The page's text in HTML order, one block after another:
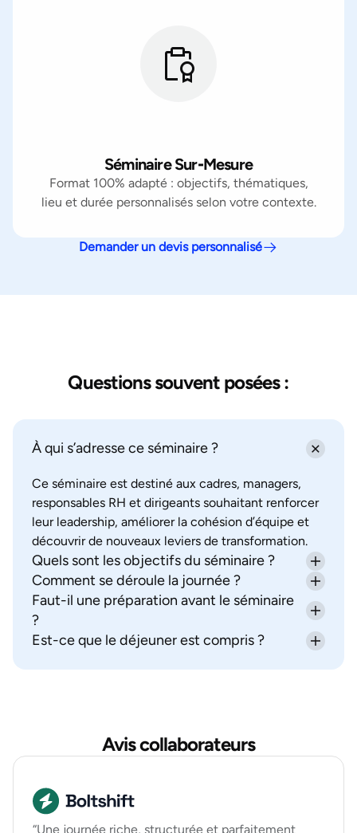
Séminaire Sur‑Mesure
Format 100% adapté : objectifs, thématiques,
lieu et durée personnalisés selon votre contexte.
Demander un devis personnalisé
Questions souvent posées :
À qui s’adresse ce séminaire ?
Ce séminaire est destiné aux cadres, managers,
responsables RH et dirigeants souhaitant renforcer
leur leadership, améliorer la cohésion d’équipe et
découvrir de nouveaux leviers de transformation.
Quels sont les objectifs du séminaire ?
Développer les compétences managériales,
favoriser l’intelligence collective, impulser une
dynamique de changement, et offrir un espace de
prise de recul stratégique.
Comment se déroule la journée ?
Le séminaire alterne apports théoriques, ateliers
collaboratifs, mises en situation et temps de
réflexion individuelle. Il est animé par des experts
Faut-il une préparation avant le séminaire
?
Oui, un questionnaire en ligne vous sera transmis
Est-ce que le déjeuner est compris ?
Avis collaborateurs
“Une journée riche, structurée et parfaitement